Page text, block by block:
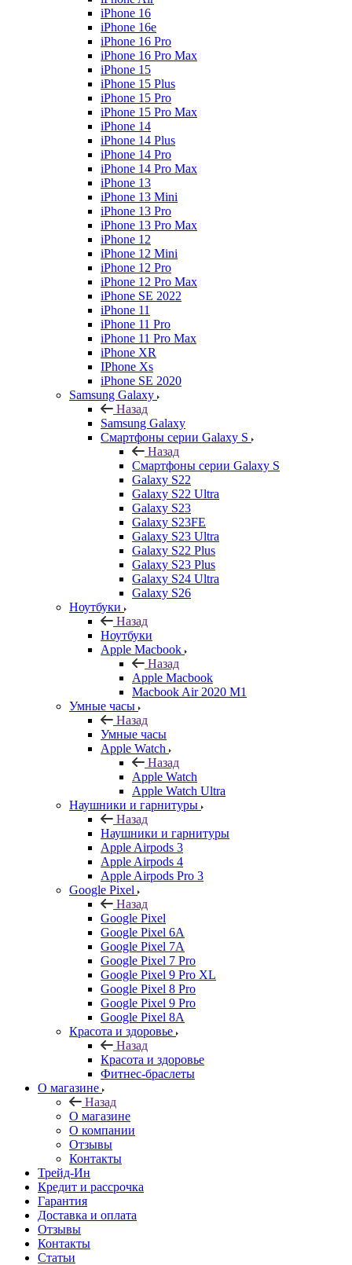
iPhone 16
iPhone 16e
iPhone 16 Pro
iPhone 16 Pro Max
iPhone 15
iPhone 15 Plus
iPhone 15 Pro
iPhone 15 Pro Max
iPhone 14
iPhone 14 Plus
iPhone 14 Pro
iPhone 14 Pro Max
iPhone 13
iPhone 13 Mini
iPhone 13 Pro
iPhone 13 Pro Max
iPhone 12
iPhone 12 Mini
iPhone 12 Pro
iPhone 12 Pro Max
iPhone SE 2022
iPhone 11
iPhone 11 Pro
iPhone 11 Pro Max
iPhone XR
IPhone Xs
iPhone SE 2020
Samsung Galaxy
Назад
Samsung Galaxy
Смартфоны серии Galaxy S
Назад
Смартфоны серии Galaxy S
Galaxy S22
Galaxy S22 Ultra
Galaxy S23
Galaxy S23FE
Galaxy S23 Ultra
Galaxy S22 Plus
Galaxy S23 Plus
Galaxy S24 Ultra
Galaxy S26
Ноутбуки
Назад
Ноутбуки
Apple Macbook
Назад
Apple Macbook
Macbook Air 2020 M1
Умные часы
Назад
Умные часы
Apple Watch
Назад
Apple Watch
Apple Watch Ultra
Наушники и гарнитуры
Назад
Наушники и гарнитуры
Apple Airpods 3
Apple Airpods 4
Apple Airpods Pro 3
Google Pixel
Назад
Google Pixel
Google Pixel 6A
Google Pixel 7А
Google Pixel 7 Pro
Google Pixel 9 Pro XL
Google Pixel 8 Pro
Google Pixel 9 Pro
Google Pixel 8A
Красота и здоровье
Назад
Красота и здоровье
Фитнес-браслеты
О магазине
Назад
О магазине
О компании
Отзывы
Контакты
Трейд-Ин
Кредит и рассрочка
Гарантия
Доставка и оплата
Отзывы
Контакты
Статьи